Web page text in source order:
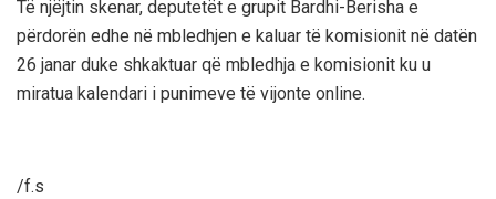
Të njëjtin skenar, deputetët e grupit Bardhi-Berisha e
përdorën edhe në mbledhjen e kaluar të komisionit në datën
26 janar duke shkaktuar që mbledhja e komisionit ku u
miratua kalendari i punimeve të vijonte online.
/f.s